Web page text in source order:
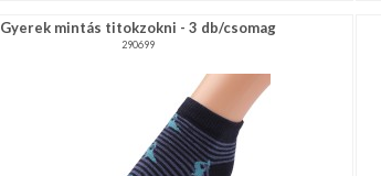
Gyerek mintás titokzokni - 3 db/csomag
290699